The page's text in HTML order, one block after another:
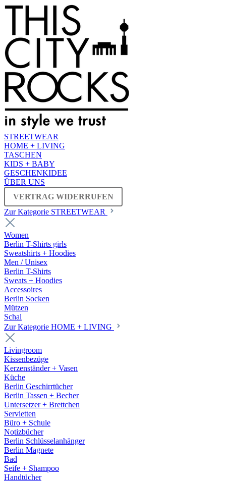
STREETWEAR
HOME + LIVING
TASCHEN
KIDS + BABY
GESCHENKIDEE
ÜBER UNS
VERTRAG WIDERRUFEN
Zur Kategorie STREETWEAR
Women
Berlin T-Shirts girls
Sweatshirts + Hoodies
Men / Unisex
Berlin T-Shirts
Sweats + Hoodies
Accessoires
Berlin Socken
Mützen
Schal
Zur Kategorie HOME + LIVING
Livingroom
Kissenbezüge
Kerzenständer + Vasen
Küche
Berlin Geschirrtücher
Berlin Tassen + Becher
Untersetzer + Brettchen
Servietten
Büro + Schule
Notizbücher
Berlin Schlüsselanhänger
Berlin Magnete
Bad
Seife + Shampoo
Handtücher